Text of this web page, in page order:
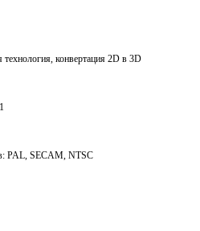
конвертация 2D в 3D
PAL, SECAM, NTSC